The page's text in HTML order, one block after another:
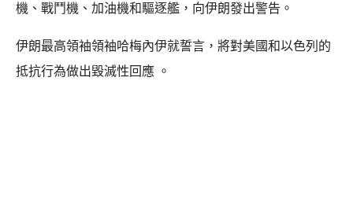
機、戰鬥機、加油機和驅逐艦，向伊朗發出警告。
伊朗最高領袖領袖哈梅內伊就誓言，將對美國和以色列的
抵抗行為做出毀滅性回應 。